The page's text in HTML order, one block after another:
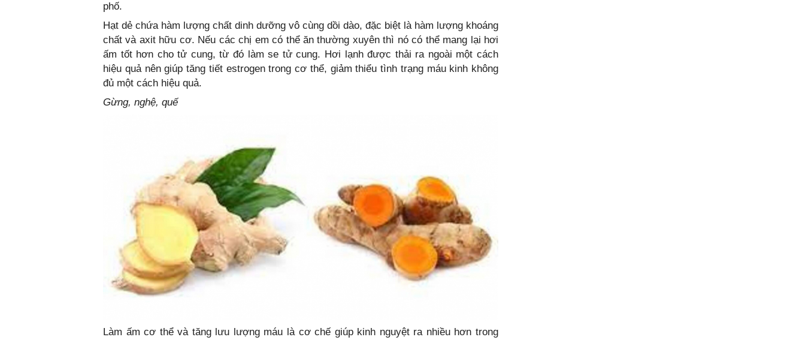
phố.
Hạt dẻ chứa hàm lượng chất dinh dưỡng vô cùng dồi dào, đặc biệt là hàm lượng khoáng
chất và axit hữu cơ. Nếu các chị em có thể ăn thường xuyên thì nó có thể mang lại hơi
ấm tốt hơn cho tử cung, từ đó làm se tử cung. Hơi lạnh được thải ra ngoài một cách
hiệu quả nên giúp tăng tiết estrogen trong cơ thể, giảm thiểu tình trạng máu kinh không
đủ một cách hiệu quả.
Gừng, nghệ, quế
Làm ấm cơ thể và tăng lưu lượng máu là cơ chế giúp kinh nguyệt ra nhiều hơn trong